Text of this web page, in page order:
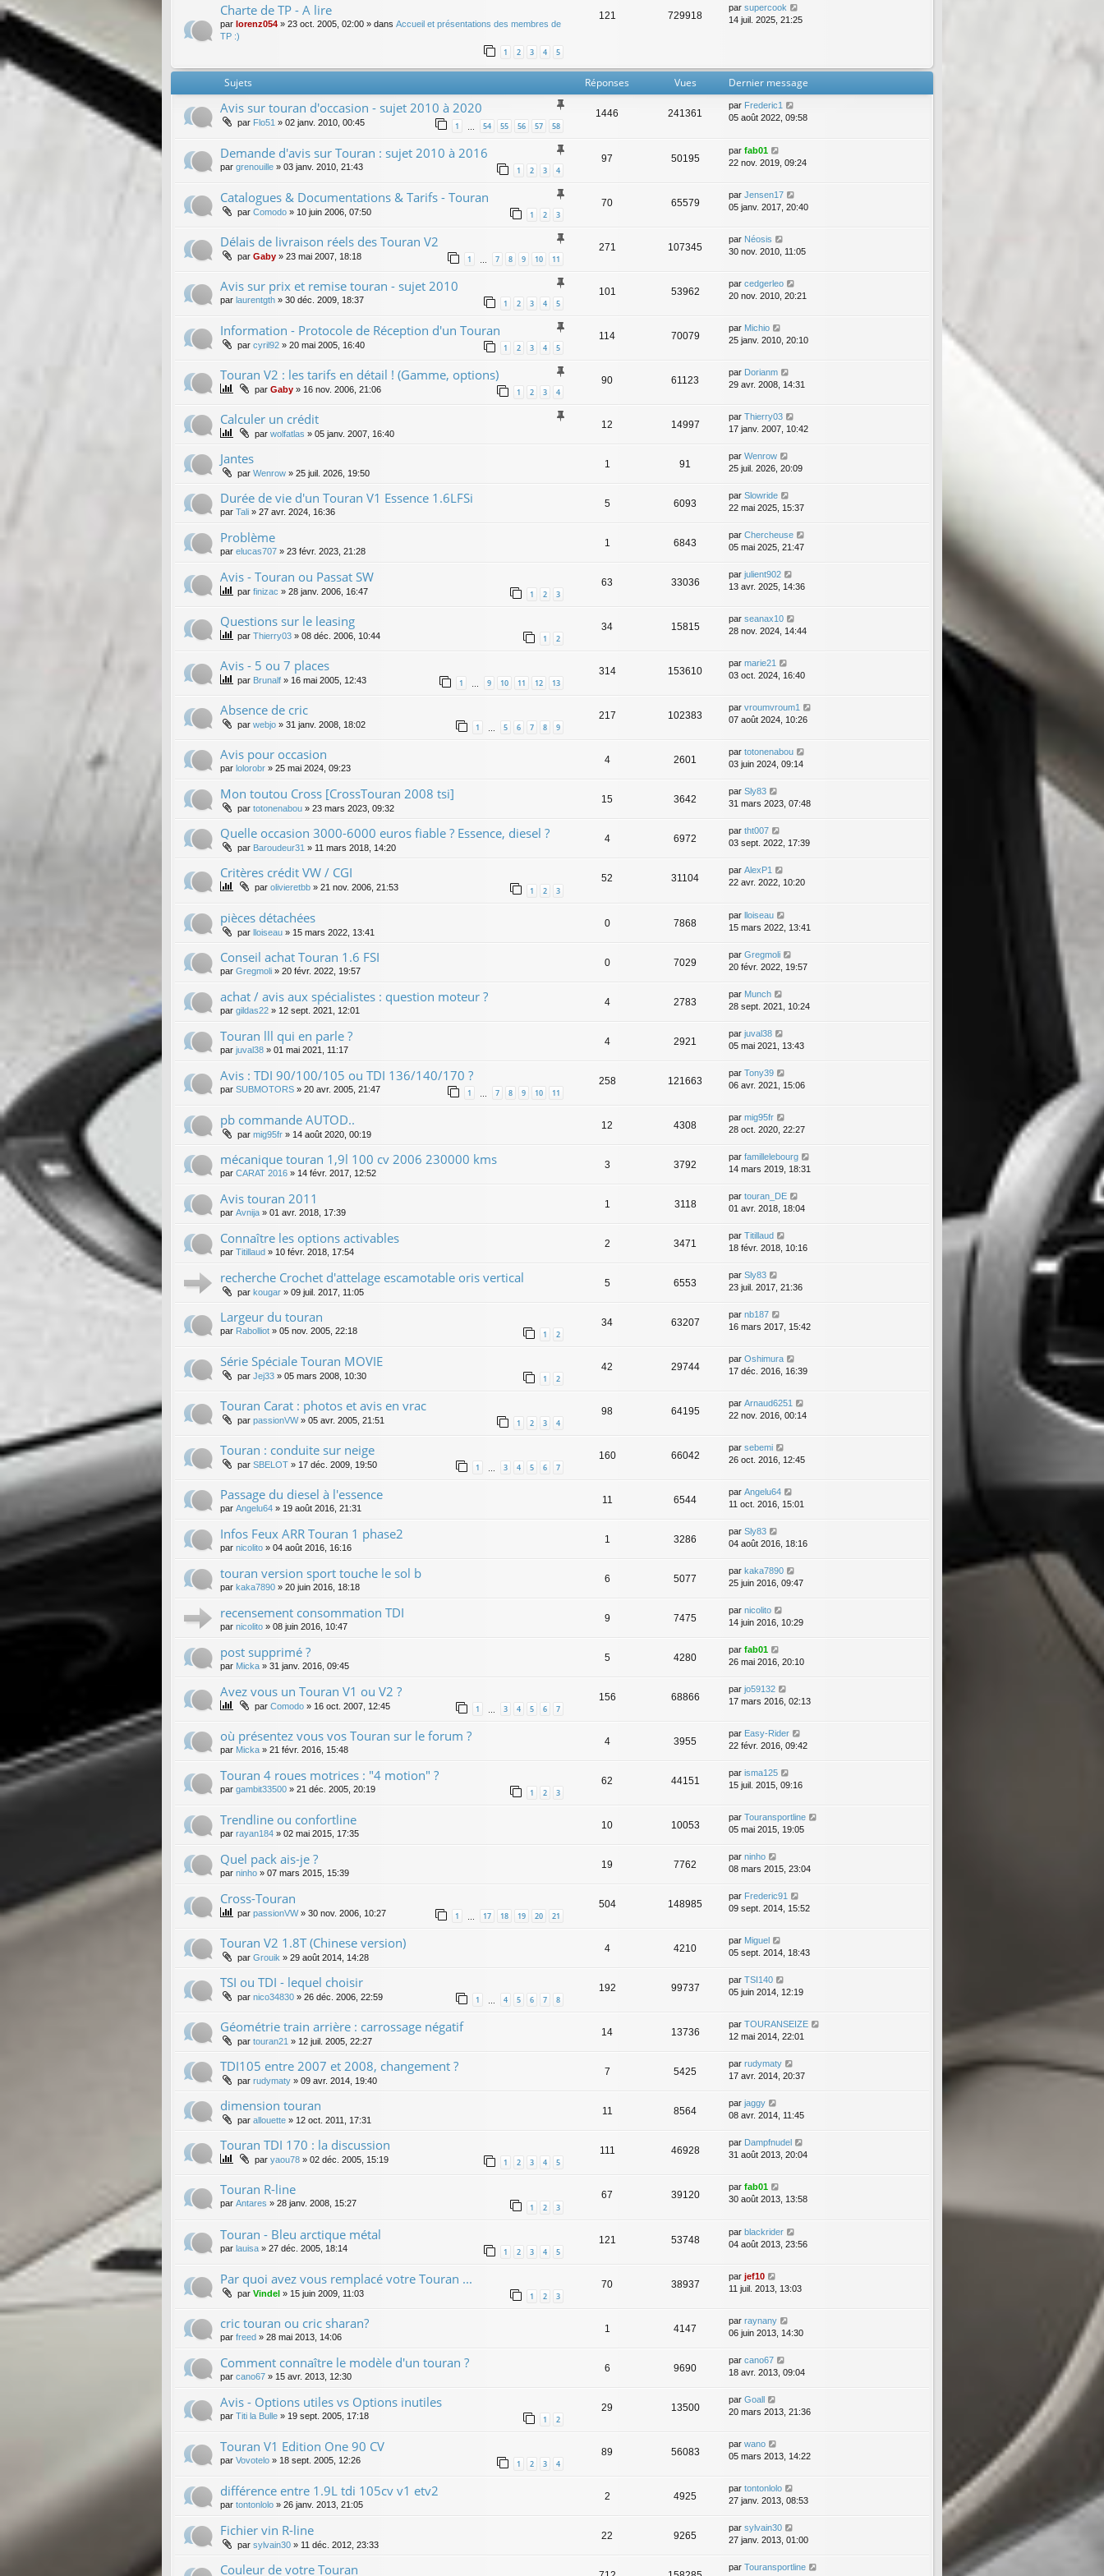
Charte de TP - A lire
par lorenz054 » 23 oct. 2005, 02:00 » dans Accueil et présentations des membres de
TP :)
1 2 3 4 5
121 729918
par supercook
14 juil. 2025, 21:25
Sujets Réponses Vues Dernier message
Avis sur touran d'occasion - sujet 2010 à 2020
par Flo51 » 02 janv. 2010, 00:45 1 54 55 56 57 58
1446 241361
par Frederic1
05 août 2022, 09:58
Demande d'avis sur Touran : sujet 2010 à 2016
par grenouille » 03 janv. 2010, 21:43 1 2 3 4
97 50195
par fab01
22 nov. 2019, 09:24
Catalogues & Documentations & Tarifs - Touran
par Comodo » 10 juin 2006, 07:50 1 2 3
70 65579
par Jensen17
05 janv. 2017, 20:40
Délais de livraison réels des Touran V2
par Gaby » 23 mai 2007, 18:18 1 7 8 9 10 11
271 107345
par Néosis
30 nov. 2010, 11:05
Avis sur prix et remise touran - sujet 2010
par laurentgth » 30 déc. 2009, 18:37 1 2 3 4 5
101 53962
par cedgerleo
20 nov. 2010, 20:21
Information - Protocole de Réception d'un Touran
par cyril92 » 20 mai 2005, 16:40 1 2 3 4 5
114 70079
par Michio
25 janv. 2010, 20:10
Touran V2 : les tarifs en détail ! (Gamme, options)
par Gaby » 16 nov. 2006, 21:06 1 2 3 4
90 61123
par Dorianm
29 avr. 2008, 14:31
Calculer un crédit
par wolfatlas » 05 janv. 2007, 16:40
12 14997
par Thierry03
17 janv. 2007, 10:42
Jantes
par Wenrow » 25 juil. 2026, 19:50
1 91
par Wenrow
25 juil. 2026, 20:09
Durée de vie d'un Touran V1 Essence 1.6LFSi
par Tali » 27 avr. 2024, 16:36
5 6093
par Slowride
22 mai 2025, 15:37
Problème
par elucas707 » 23 févr. 2023, 21:28
1 6843
par Chercheuse
05 mai 2025, 21:47
Avis - Touran ou Passat SW
par finizac » 28 janv. 2006, 16:47 1 2 3
63 33036
par julient902
13 avr. 2025, 14:36
Questions sur le leasing
par Thierry03 » 08 déc. 2006, 10:44 1 2
34 15815
par seanax10
28 nov. 2024, 14:44
Avis - 5 ou 7 places
par Brunalf » 16 mai 2005, 12:43 1 … 9 10 11 12 13
314 153610
par marie21
03 oct. 2024, 16:40
Absence de cric
par webjo » 31 janv. 2008, 18:02 1 … 5 6 7 8 9
217 102383
par vroumvroum1
07 août 2024, 10:26
Avis pour occasion
par lolorobr » 25 mai 2024, 09:23
4 2601
par totonenabou
03 juin 2024, 09:14
Mon toutou Cross [CrossTouran 2008 tsi]
par totonenabou » 23 mars 2023, 09:32
15 3642
par Sly83
31 mars 2023, 07:48
Quelle occasion 3000-6000 euros fiable ? Essence, diesel ?
par Baroudeur31 » 11 mars 2018, 14:20
4 6972
par tht007
03 sept. 2022, 17:39
Critères crédit VW / CGI
par olivieretbb » 21 nov. 2006, 21:53 1 2 3
52 31104
par AlexP1
22 avr. 2022, 10:20
pièces détachées
par lloiseau » 15 mars 2022, 13:41
0 7868
par lloiseau
15 mars 2022, 13:41
Conseil achat Touran 1.6 FSI
par Gregmoli » 20 févr. 2022, 19:57
0 7029
par Gregmoli
20 févr. 2022, 19:57
achat / avis aux spécialistes : question moteur ?
par gildas22 » 12 sept. 2021, 12:01
4 2783
par Munch
28 sept. 2021, 10:24
Touran lll qui en parle ?
par juval38 » 01 mai 2021, 11:17
4 2921
par juval38
05 mai 2021, 13:43
Avis : TDI 90/100/105 ou TDI 136/140/170 ?
par SUBMOTORS » 20 avr. 2005, 21:47 1 7 8 9 10 11
258 121663
par Tony39
06 avr. 2021, 15:06
pb commande AUTOD..
par mig95fr » 14 août 2020, 00:19
12 4308
par mig95fr
28 oct. 2020, 22:27
mécanique touran 1,9l 100 cv 2006 230000 kms
par CARAT 2016 » 14 févr. 2017, 12:52
3 3792
par famillelebourg
14 mars 2019, 18:31
Avis touran 2011
par Avnija » 01 avr. 2018, 17:39
1 3118
par touran_DE
01 avr. 2018, 18:04
Connaître les options activables
par Titillaud » 10 févr. 2018, 17:54
2 3471
par Titillaud
18 févr. 2018, 10:16
recherche Crochet d'attelage escamotable oris vertical
par kougar » 09 juil. 2017, 11:05
5 6553
par Sly83
23 juil. 2017, 21:36
Largeur du touran
par Rabolliot » 05 nov. 2005, 22:18 1 2
34 63207
par nb187
16 mars 2017, 15:42
Série Spéciale Touran MOVIE
par Jej33 » 05 mars 2008, 10:30 1 2
42 29744
par Oshimura
17 déc. 2016, 16:39
Touran Carat : photos et avis en vrac
par passionVW» 05 avr. 2005, 21:51 1 2 3 4
98 64195
par Arnaud6251
22 nov. 2016, 00:14
Touran : conduite sur neige
par SBELOT » 17 déc. 2009, 19:50 1 … 3 4 5 6 7
160 66042
par sebemi
26 oct. 2016, 12:45
Passage du diesel à l'essence
par Angelu64 » 19 août 2016, 21:31
11 6544
par Angelu64
11 oct. 2016, 15:01
Infos Feux ARR Touran 1 phase2
par nicolito » 04 août 2016, 16:16
1 3286
par Sly83
04 août 2016, 18:16
touran version sport touche le sol b
par kaka7890 » 20 juin 2016, 18:18
6 5077
par kaka7890
25 juin 2016, 09:47
recensement consommation TDI
par nicolito » 08 juin 2016, 10:47
9 7475
par nicolito
14 juin 2016, 10:29
post supprimé ?
par Micka » 31 janv. 2016, 09:45
5 4280
par fab01
26 mai 2016, 20:10
Avez vous un Touran V1 ou V2 ?
par Comodo » 16 oct. 2007, 12:45 1 … 3 4 5 6 7
156 68866
par jo59132
17 mars 2016, 02:13
où présentez vous vos Touran sur le forum ?
par Micka » 21 févr. 2016, 15:48
4 3955
par Easy-Rider
22 févr. 2016, 09:42
Touran 4 roues motrices : "4 motion" ?
par gambit33500 » 21 déc. 2005, 20:19 1 2 3
62 44151
par isma125
15 juil. 2015, 09:16
Trendline ou confortline
par rayan184 » 02 mai 2015, 17:35
10 10053
par Touransportline
05 mai 2015, 19:05
Quel pack ais-je ?
par ninho » 07 mars 2015, 15:39
19 7762
par ninho
08 mars 2015, 23:04
Cross-Touran
par passionVW» 30 nov. 2006, 10:27 1 … 17 18 19 20 21
504 148985
par Frederic91
09 sept. 2014, 15:52
Touran V2 1.8T (Chinese version)
par Grouik » 29 août 2014, 14:28
4 4210
par Miguel
05 sept. 2014, 18:43
TSI ou TDI - lequel choisir
par nico34830 » 26 déc. 2006, 22:59 1 … 4 5 6 7 8
192 99737
par TSI140
05 juin 2014, 12:19
Géométrie train arrière : carrossage négatif
par touran21 » 12 juil. 2005, 22:27
14 13736
par TOURANSEIZE
12 mai 2014, 22:01
TDI105 entre 2007 et 2008, changement ?
par rudymaty » 09 avr. 2014, 19:40
7 5425
par rudymaty
17 avr. 2014, 20:37
dimension touran
par allouette » 12 oct. 2011, 17:31
11 8564
par jaggy
08 avr. 2014, 11:45
Touran TDI 170 : la discussion
par yaou78 » 02 déc. 2005, 15:19 1 2 3 4 5
111 46928
par Dampfnudel
31 août 2013, 20:04
Touran R-line
par Antares » 28 janv. 2008, 15:27 1 2 3
67 39120
par fab01
30 août 2013, 13:58
Touran - Bleu arctique métal
par lauisa » 27 déc. 2005, 18:14 1 2 3 4 5
121 53748
par blackrider
04 août 2013, 23:56
Par quoi avez vous remplacé votre Touran ...
par Vindel » 15 juin 2009, 11:03 1 2 3
70 38937
par jef10
11 juil. 2013, 13:03
cric touran ou cric sharan?
par freed » 28 mai 2013, 14:06
1 4147
par raynany
06 juin 2013, 14:30
Comment connaître le modèle d'un touran ?
par cano67 » 15 avr. 2013, 12:30
6 9690
par cano67
18 avr. 2013, 09:04
Avis - Options utiles vs Options inutiles
par Titi la Bulle » 19 sept. 2005, 17:18 1 2
29 13500
par Goall
20 mars 2013, 21:36
Touran V1 Edition One 90 CV
par Vovotelo » 18 sept. 2005, 12:26 1 2 3 4
89 56083
par wano
05 mars 2013, 14:22
différence entre 1.9L tdi 105cv v1 etv2
par tontonlolo » 26 janv. 2013, 21:05
2 4925
par tontonlolo
27 janv. 2013, 08:53
Fichier vin R-line
par sylvain30 » 11 déc. 2012, 23:33
22 9265
par sylvain30
27 janv. 2013, 01:00
Couleur de votre Touran par Touransportline